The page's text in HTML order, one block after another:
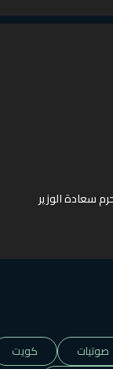
الوزير
صوتيات
كويت